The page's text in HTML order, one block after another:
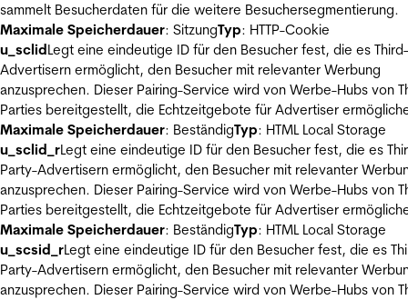
sammelt Besucherdaten für die weitere Besuchersegmentierung.
Maximale Speicherdauer: SitzungTyp: HTTP-Cookie
u_sclidLegt eine eindeutige ID für den Besucher fest, die es
Advertisern ermöglicht, den Besucher mit relevanter Werbung
anzusprechen. Dieser Pairing-Service wird von Werbe-Hubs von
Parties bereitgestellt, die Echtzeitgebote für Advertiser
Maximale Speicherdauer: BeständigTyp: HTML Local Storage
u_sclid_rLegt eine eindeutige ID für den Besucher fest, die es
Party-Advertisern ermöglicht, den Besucher mit relevanter
anzusprechen. Dieser Pairing-Service wird von Werbe-Hubs von
Parties bereitgestellt, die Echtzeitgebote für Advertiser
Maximale Speicherdauer: BeständigTyp: HTML Local Storage
u_scsid_rLegt eine eindeutige ID für den Besucher fest, die es
Party-Advertisern ermöglicht, den Besucher mit relevanter
anzusprechen. Dieser Pairing-Service wird von Werbe-Hubs von